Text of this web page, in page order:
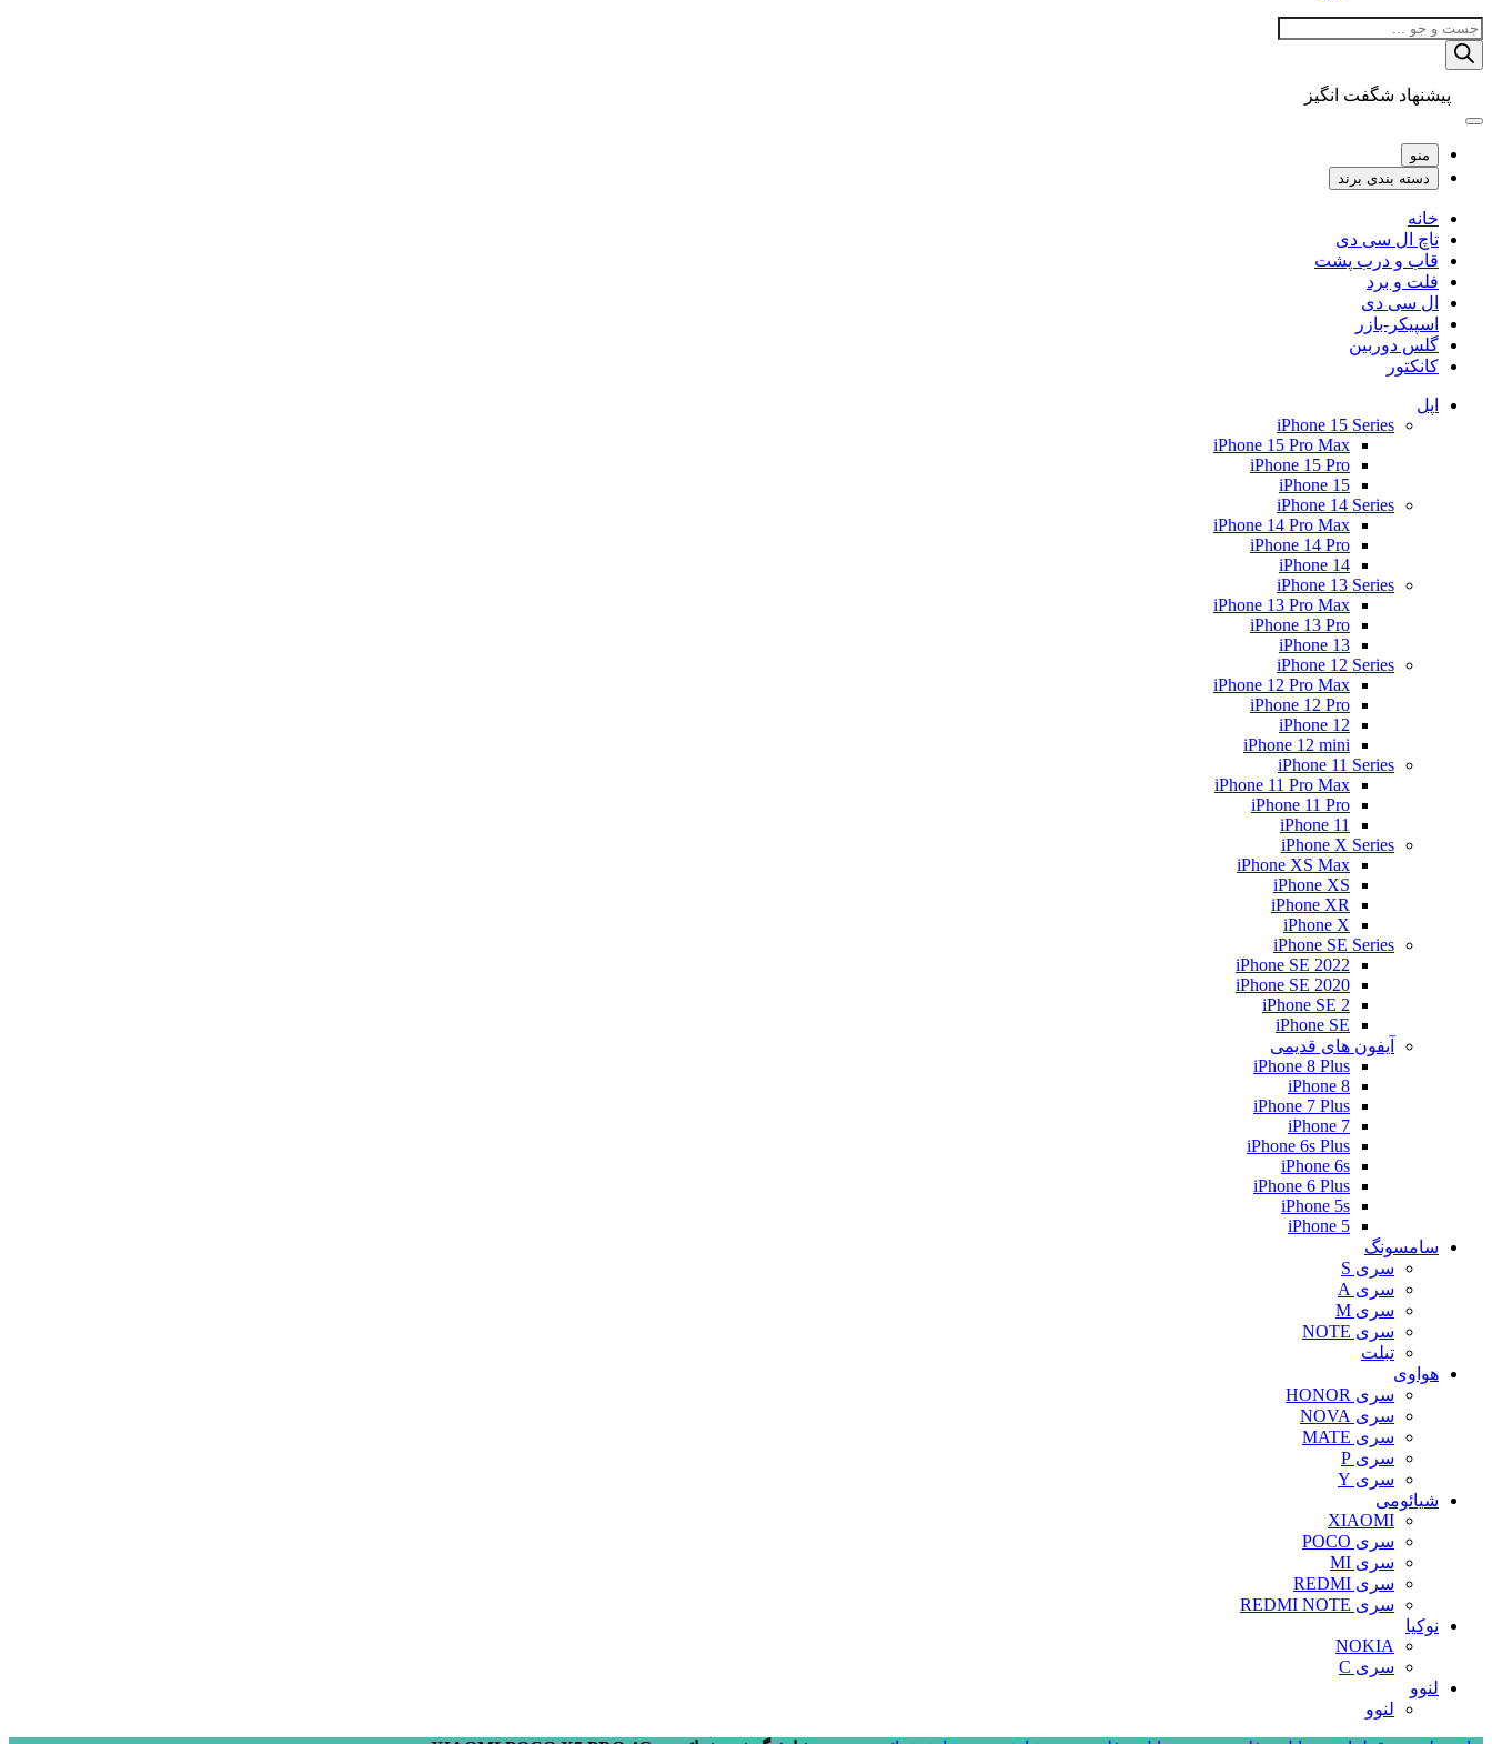
Products
search
پیشنهاد شگفت انگیز
منو
دسته بندی برند
خانه
تاچ ال سی دی
قاب و درب پشت
فلت و برد
ال سی دی
اسپیکر-بازر
گلس دوربین
کانکتور
اپل
iPhone 15 Series
iPhone 15 Pro Max
iPhone 15 Pro
iPhone 15
iPhone 14 Series
iPhone 14 Pro Max
iPhone 14 Pro
iPhone 14
iPhone 13 Series
iPhone 13 Pro Max
iPhone 13 Pro
iPhone 13
iPhone 12 Series
iPhone 12 Pro Max
iPhone 12 Pro
iPhone 12
iPhone 12 mini
iPhone 11 Series
iPhone 11 Pro Max
iPhone 11 Pro
iPhone 11
iPhone X Series
iPhone XS Max
iPhone XS
iPhone XR
iPhone X
iPhone SE Series
iPhone SE 2022
iPhone SE 2020
iPhone SE 2
iPhone SE
آیفون های قدیمی
iPhone 8 Plus
iPhone 8
iPhone 7 Plus
iPhone 7
iPhone 6s Plus
iPhone 6s
iPhone 6 Plus
iPhone 5s
iPhone 5
سامسونگ
سری S
سری A
سری M
سری NOTE
تبلت
هواوی
سری HONOR
سری NOVA
سری MATE
سری P
سری Y
شیائومی
XIAOMI
سری POCO
سری MI
سری REDMI
سری REDMI NOTE
نوکیا
NOKIA
سری C
لنوو
لنوو